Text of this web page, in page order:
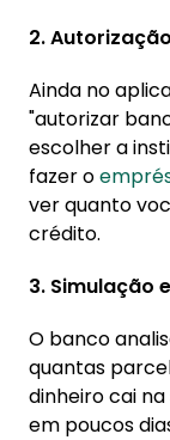
2.
Ainda no
"autorizar
escolher a
fazer o
ver quanto
crédito.
3. Simulação
O banco
quantas
dinheiro cai
em poucos